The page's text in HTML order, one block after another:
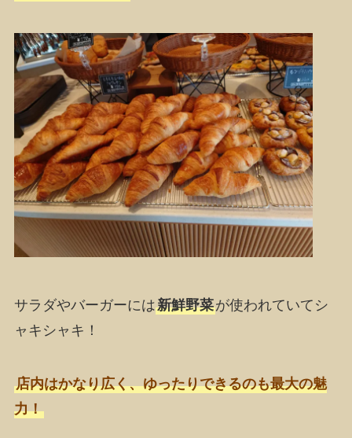
サラダやバーガーには新鮮野菜が使われていてシ
ャキシャキ！
店内はかなり広く、ゆったりできるのも最大の魅
力！